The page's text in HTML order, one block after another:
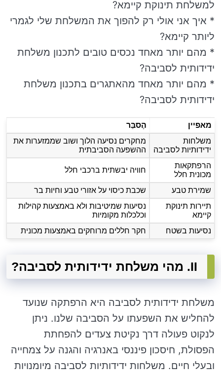
למשלחת תינוקת קיימא?
* איך אני אולי רק להפוך את המשלחת שלי לגמרי
ליותר קיימא?
* מהם יותר מאחד נכסים טובים לתכנון משלחת
ידידותית לסביבה?
* מהם יותר מאחד מהאתגרים בתכנון משלחת
ידידותית לסביבה?
מאפיין
הֶסבֵּר
משלחות
ידידותיות לסביבה
מחקרים נסיעה הלוך ושוב שממזערות את
ההשפעה הסביבתית
הרפתקאות
מכונית חלל
חוויה יבשתית ברכבי חלל
שמירת טבע
שכבת כיסוי על אזורי טבע וחיות בר
תיירות תינוקת
קיימא
נסיעות שמיטיבות ולא באמצעות קהילות
וכלכלות מקומיות
נסיעות בשטח
חקר חללים מרוחקים באמצעות מכונית
II. מהי משלחת ידידותית לסביבה?
משלחת ידידותית לסביבה היא הרפתקה שנועד
להחליש את השפעתו על הסביבה שלנו. ניתן
לנקוט פעולה דרך נקיטת צעדים להפחתת
הפסולת, חיסכון פיננסי באנרגיה והגנה על צמחייה
ובעלי חיים. משלחות ידידותיות לסביבה מיומנויות